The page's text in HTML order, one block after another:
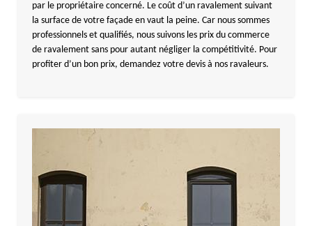
par le propriétaire concerné. Le coût d’un ravalement suivant
la surface de votre façade en vaut la peine. Car nous sommes
professionnels et qualifiés, nous suivons les prix du commerce
de ravalement sans pour autant négliger la compétitivité. Pour
profiter d’un bon prix, demandez votre devis à nos ravaleurs.